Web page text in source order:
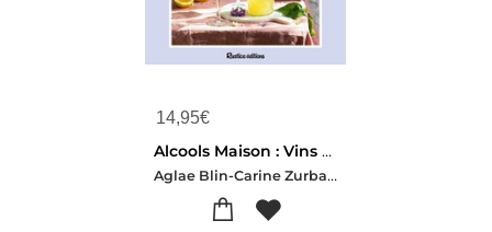
14,95€
Alcools Maison : Vins De Fruits, Fruits Au Sirop, Liqueurs... Plus De 90 Recettes !
Aglae Blin-Carine Zurbach